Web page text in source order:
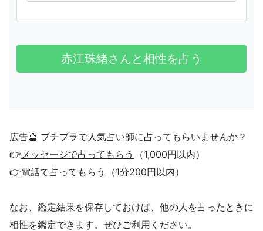
広告🔮 プチプラで人気占い師に占ってもらいませんか？
👉 メッセージで占ってもらう
（1,000円以内）
👉電話で占ってもらう （1分200円以内）
なお、鑑定結果を保存しておけば、他の人を占ったときに
相性を鑑定できます。ぜひご利用ください。